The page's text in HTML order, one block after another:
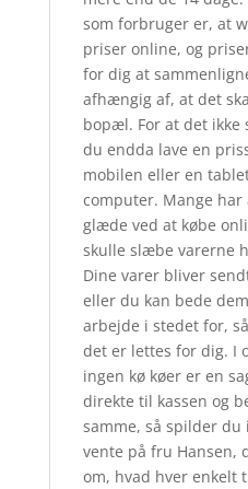
som forbruger er, at
priser online, og
for dig at
afhængig af, at det
bopæl. For at det ikke
du endda lave en
mobilen eller en
computer. Mange
glæde ved at købe
skulle slæbe varerne
Dine varer bliver
eller du kan bede
arbejde i stedet for,
det er lettes for dig. I
ingen kø køer er en
direkte til kassen og
samme, så spilder
vente på fru Hansen,
om, hvad hver enkelt